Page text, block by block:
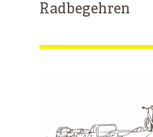
Radbegehren